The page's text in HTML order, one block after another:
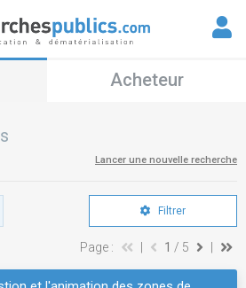
Acheteur
Lancer une nouvelle recherche
Filtrer
Page : 1 / 5